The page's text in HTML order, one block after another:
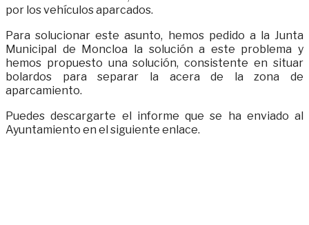
por los vehículos aparcados.
Para solucionar este asunto, hemos pedido a la Junta
Municipal de Moncloa la solución a este problema y
hemos propuesto una solución, consistente en situar
bolardos para separar la acera de la zona de
aparcamiento.
Puedes descargarte el informe que se ha enviado al
Ayuntamiento en el siguiente enlace.